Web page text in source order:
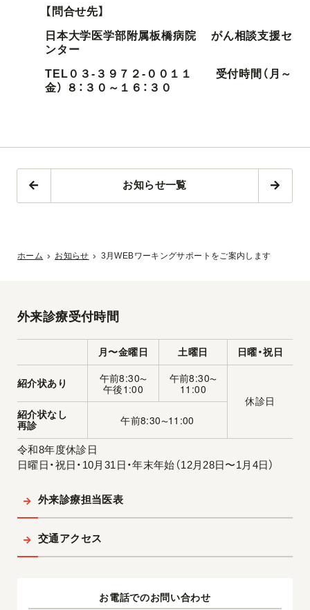
【問合せ先】
日本大学医学部附属板橋病院 がん相談支援セ
ンター
TEL０３-３９７２-００１１ 受付時間（月～
金） ８：３０～１６：３０
お知らせ一覧
ホーム お知らせ 3月WEBワーキングサポートをご案内します
外来診療受付時間
月〜金曜日 土曜日 日曜・祝日
紹介状あり 午前8:30〜
午後1:00
午前8:30〜
11:00
休診日
紹介状なし
再診
午前8:30〜11:00
令和8年度休診日
日曜日・祝日・10月31日・年末年始（12月28日〜1月4日）
外来診療担当医表
交通アクセス
お電話でのお問い合わせ